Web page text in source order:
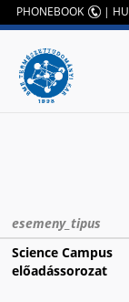
PHONEBOOK | HU
esemeny_tipus
Science Campus
előadássorozat